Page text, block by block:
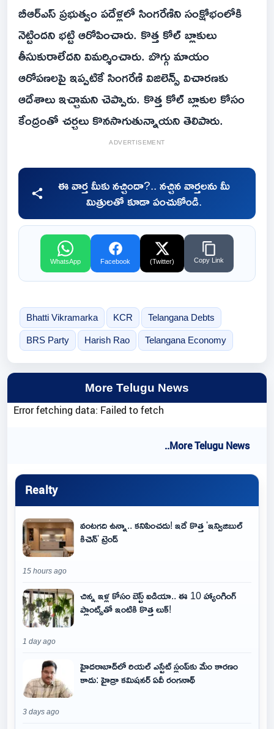
బీఆర్ఎస్ ప్రభుత్వం పదేళ్లలో సింగరేణిని సంక్షోభంలోకి
నెట్టిందని భట్టి ఆరోపించారు. కొత్త కోల్ బ్లాకులు
తీసుకురాలేదని విమర్శించారు. బొగ్గు మాయం
ఆరోపణలపై ఇప్పటికే సింగరేణి విజిలెన్స్ విచారణకు
ఆదేశాలు ఇచ్చామని చెప్పారు. కొత్త కోల్ బ్లాకుల కోసం
కేంద్రంతో చర్చలు కొనసాగుతున్నాయని తెలిపారు.
ADVERTISEMENT
ఈ వార్త మీకు నచ్చిందా?.. నచ్చిన వార్తలను మీ
మిత్రులతో కూడా పంచుకోండి.
WhatsApp Facebook (Twitter) Copy Link
Bhatti Vikramarka KCR Telangana Debts
BRS Party Harish Rao Telangana Economy
More Telugu News
Error fetching data: Failed to fetch
..More Telugu News
Realty
వంటగది ఉన్నా.. కనిపించదు! ఇదే కొత్త 'ఇన్విజిబుల్
కిచెన్' ట్రెండ్
15 hours ago
చిన్న ఇళ్ల కోసం బెస్ట్ ఐడియా.. ఈ 10 హ్యాంగింగ్
ప్లాంట్స్‌తో ఇంటికి కొత్త లుక్!
1 day ago
హైదరాబాద్‌లో రియల్ ఎస్టేట్ స్లంప్‌కు మేం కారణం
కాదు: హైడ్రా కమిషనర్ ఏవీ రంగనాథ్
3 days ago